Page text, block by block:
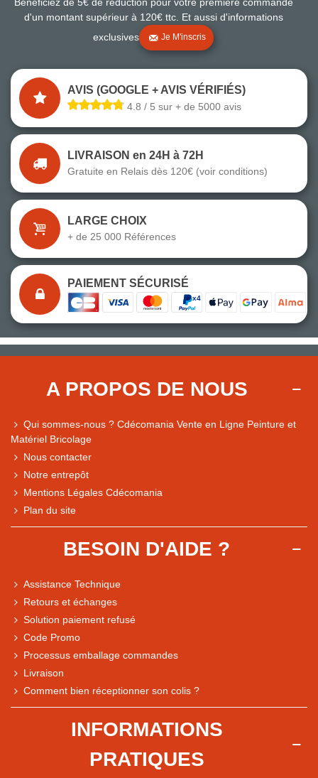
Note du magasin sur Google
Comparaison des performances du magasin
d'un montant supérieur à 120€ ttc. Et aussi d'informations
exclusives
Je M'inscris
AVIS (GOOGLE + AVIS VÉRIFIÉS)
4.8 / 5 sur + de 5000 avis
LIVRAISON en 24H à 72H
Gratuite en Relais dès 120€ (voir conditions)
LARGE CHOIX
+ de 25 000 Références
PAIEMENT SÉCURISÉ
A PROPOS DE NOUS
Qui sommes-nous ? Cdécomania Vente en Ligne Peinture et
Matériel Bricolage
Nous contacter
Notre entrepôt
Mentions Légales Cdécomania
Plan du site
BESOIN D'AIDE ?
Assistance Technique
Retours et échanges
Solution paiement refusé
Code Promo
Processus emballage commandes
Livraison
Comment bien réceptionner son colis ?
INFORMATIONS
PRATIQUES